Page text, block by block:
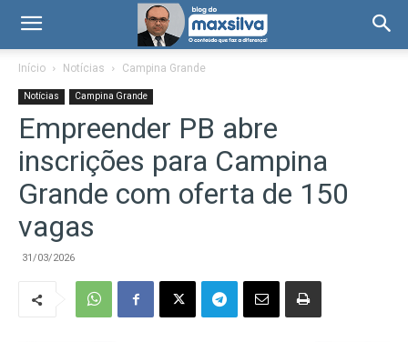
Início Notícias Campina Grande
Notícias Campina Grande
Empreender PB abre
inscrições para Campina
Grande com oferta de 150
vagas
31/03/2026